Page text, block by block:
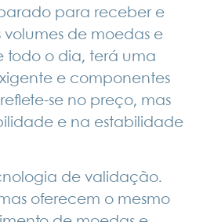
para receber e
volumes de moedas e
todo o dia, terá uma
e componentes
reflete-se no preço, mas
e na estabilidade
de validação.
oferecem o mesmo